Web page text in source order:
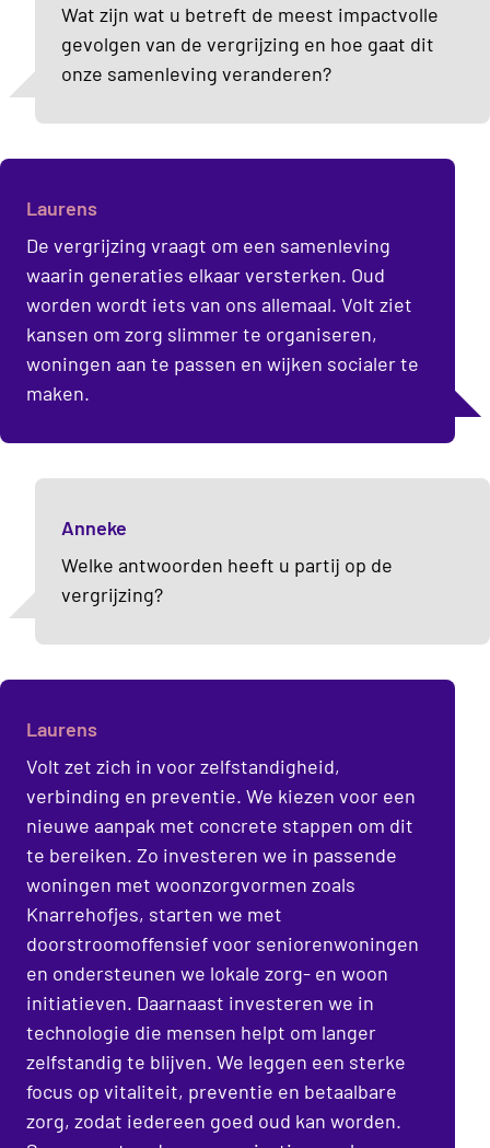
Wat zijn wat u betreft de meest impactvolle
gevolgen van de vergrijzing en hoe gaat dit
onze samenleving veranderen?
Laurens
De vergrijzing vraagt om een samenleving
waarin generaties elkaar versterken. Oud
worden wordt iets van ons allemaal. Volt ziet
kansen om zorg slimmer te organiseren,
woningen aan te passen en wijken socialer te
maken.
Anneke
Welke antwoorden heeft u partij op de
vergrijzing?
Laurens
Volt zet zich in voor zelfstandigheid,
verbinding en preventie. We kiezen voor een
nieuwe aanpak met concrete stappen om dit
te bereiken. Zo investeren we in passende
woningen met woonzorgvormen zoals
Knarrehofjes, starten we met
doorstroomoffensief voor seniorenwoningen
en ondersteunen we lokale zorg- en woon
initiatieven. Daarnaast investeren we in
technologie die mensen helpt om langer
zelfstandig te blijven. We leggen een sterke
focus op vitaliteit, preventie en betaalbare
zorg, zodat iedereen goed oud kan worden.